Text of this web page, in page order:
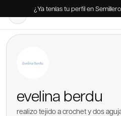
¿Ya tenías tu perfil en
evelina berdu
realizo tejido a crochet y dos